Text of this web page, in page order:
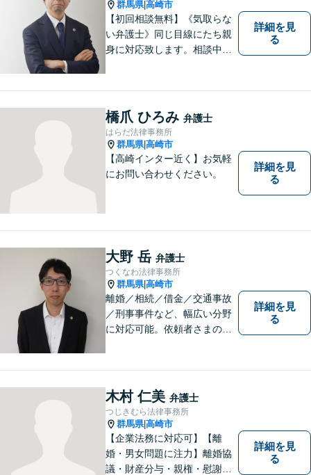
群馬県|高崎市
【初回相談無料】《気取らな
い弁護士》同じ目線にたち親
身に対応致します。相談中も
しております。お気軽にお問
い合わせください。
詳細を見
る
橋爪 ひろみ 弁護士
はらだ法律事務所
群馬県|高崎市
【高崎インター近く】お気軽
にお問い合わせください。
詳細を見
る
大野 岳 弁護士
つくなわ法律事務所
群馬県|高崎市
離婚／相続／借金／交通事故
／刑事事件など、幅広い分野
に対応可能。依頼者さまの状
案してまいります。お気軽に
ご相談ください。【完全個
室】【専用駐車場あり】
詳細を見
る
木村 仁美 弁護士
つじきむら法律事務所
群馬県|高崎市
【企業法務に対応可】【離
婚・男女問題に注力】離婚協
議・財産分与・親権・慰謝料
詳細を見
る